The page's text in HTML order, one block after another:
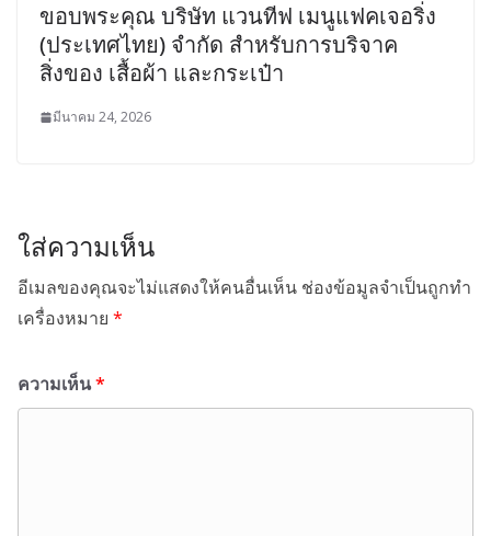
ขอบพระคุณ บริษัท แวนทีฟ เมนูแฟคเจอริ่ง
(ประเทศไทย) จำกัด สำหรับการบริจาค
สิ่งของ เสื้อผ้า และกระเป๋า
มีนาคม 24, 2026
ใส่ความเห็น
อีเมลของคุณจะไม่แสดงให้คนอื่นเห็น ช่องข้อมูลจำเป็นถูกทำ
เครื่องหมาย *
ความเห็น*